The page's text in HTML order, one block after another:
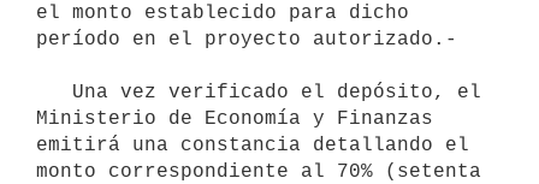
el monto establecido para dicho
período en el proyecto autorizado.-
Ministerio de Economía y Finanzas
emitirá una constancia detallando el
monto correspondiente al 70% (setenta